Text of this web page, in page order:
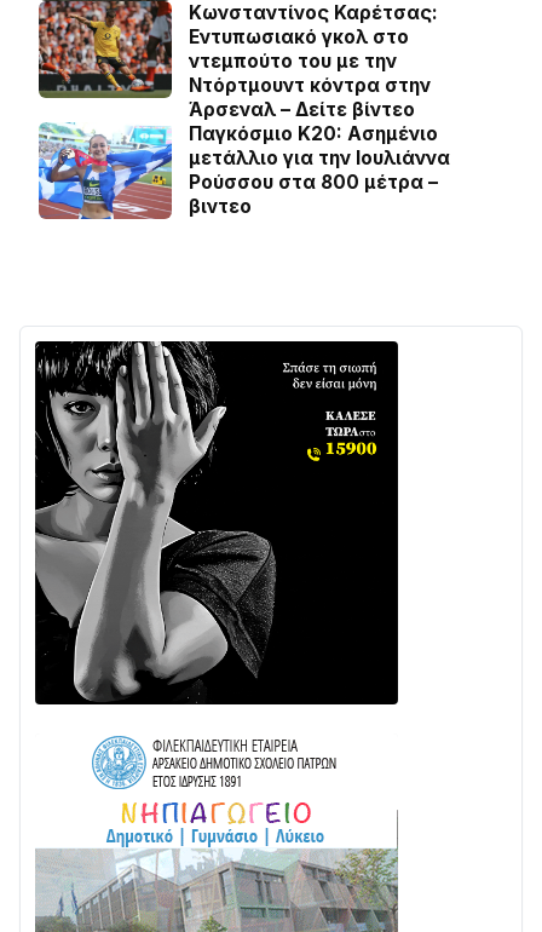
Κωνσταντίνος Καρέτσας:
Εντυπωσιακό γκολ στο
ντεμπούτο του με την
Ντόρτμουντ κόντρα στην
Άρσεναλ – Δείτε βίντεο
Παγκόσμιο Κ20: Ασημένιο
μετάλλιο για την Ιουλιάννα
Ρούσσου στα 800 μέτρα –
βιντεο